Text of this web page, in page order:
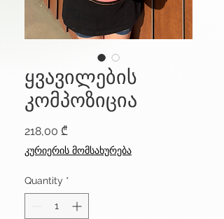
ყვავილების
კომპოზიცია
218,00 ₾
კურიერის მომსახურება
Quantity *